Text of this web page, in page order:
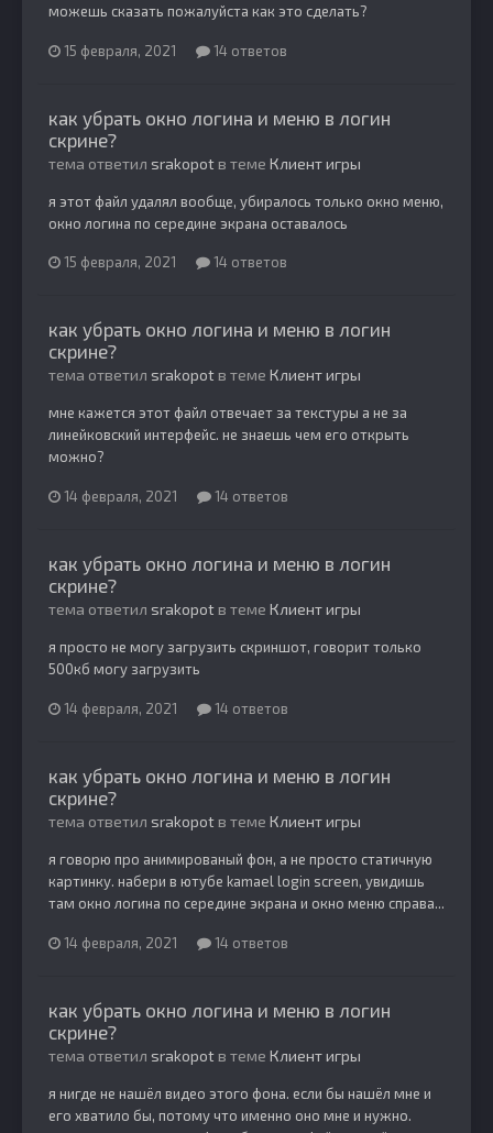
можешь сказать пожалуйста как это сделать?
15 февраля, 2021 14 ответов
как убрать окно логина и меню в логин
скрине?
тема ответил srakopotв теме Клиент игры
я этот файл удалял вообще, убиралось только окно меню,
окно логина по середине экрана оставалось
15 февраля, 2021 14 ответов
как убрать окно логина и меню в логин
скрине?
тема ответил srakopotв теме Клиент игры
мне кажется этот файл отвечает за текстуры а не за
линейковский интерфейс. не знаешь чем его открыть
можно?
14 февраля, 2021 14 ответов
как убрать окно логина и меню в логин
скрине?
тема ответил srakopotв теме Клиент игры
я просто не могу загрузить скриншот, говорит только
500кб могу загрузить
14 февраля, 2021 14 ответов
как убрать окно логина и меню в логин
скрине?
тема ответил srakopotв теме Клиент игры
я говорю про анимированый фон, а не просто статичную
картинку. набери в ютубе kamael login screen, увидишь
там окно логина по середине экрана и окно меню справа...
14 февраля, 2021 14 ответов
как убрать окно логина и меню в логин
скрине?
тема ответил srakopotв теме Клиент игры
я нигде не нашёл видео этого фона. если бы нашёл мне и
его хватило бы, потому что именно оно мне и нужно.